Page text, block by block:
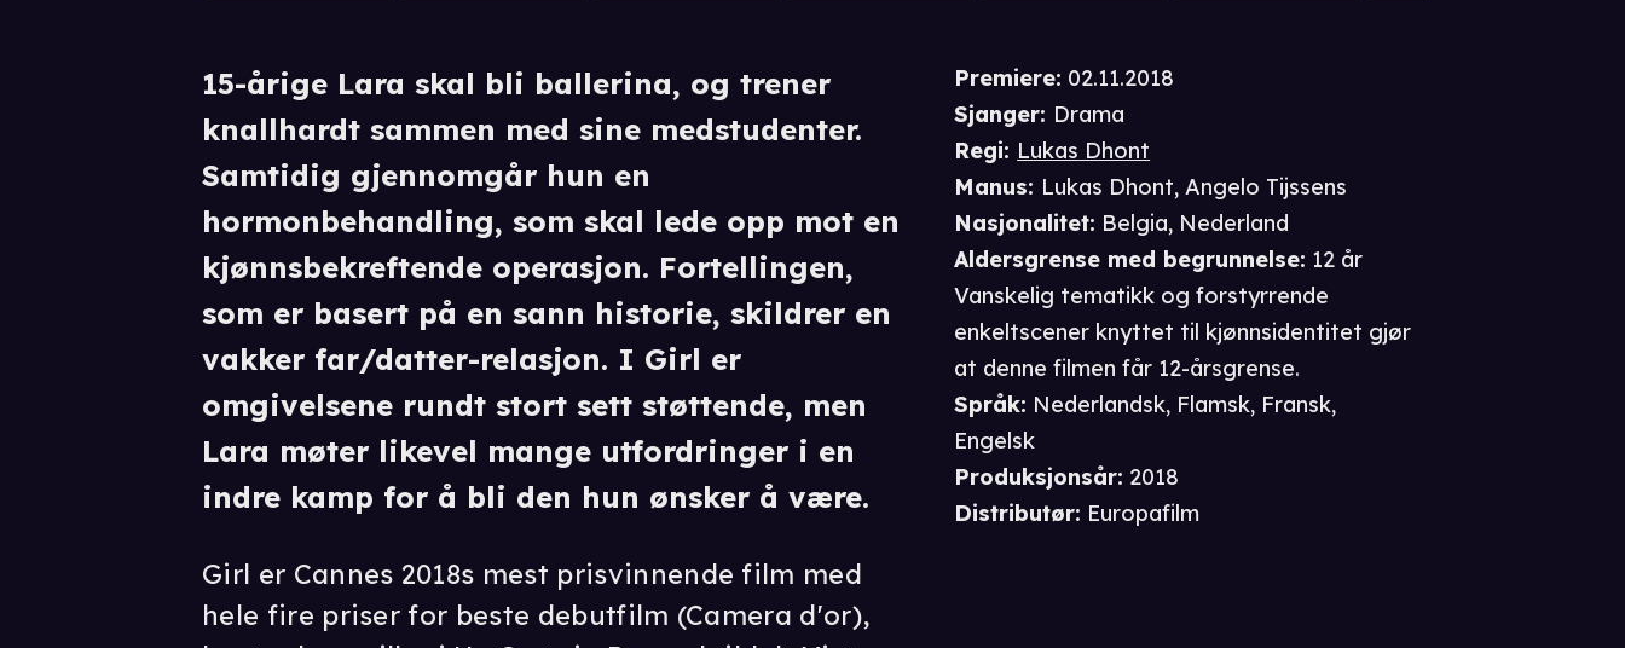
Premiere: 02.11.2018
Sjanger: Drama
Regi: Lukas Dhont
Manus: Lukas Dhont,Angelo Tijssens
Nasjonalitet: Belgia, Nederland
Aldersgrense med begrunnelse: 12 år
Vanskelig tematikk og forstyrrende
enkeltscener knyttet til kjønnsidentitet gjør
at denne filmen får 12-årsgrense.
Språk: Nederlandsk, Flamsk, Fransk,
Engelsk
Produksjonsår: 2018
Distributør: Europafilm
15-årige Lara skal bli ballerina, og trener
knallhardt sammen med sine medstudenter.
Samtidig gjennomgår hun en
hormonbehandling, som skal lede opp mot en
kjønnsbekreftende operasjon. Fortellingen,
som er basert på en sann historie, skildrer en
vakker far/datter-relasjon. I Girl er
omgivelsene rundt stort sett støttende, men
Lara møter likevel mange utfordringer i en
indre kamp for å bli den hun ønsker å være.
Girl er Cannes 2018s mest prisvinnende film med
hele fire priser for beste debutfilm (Camera d'or),